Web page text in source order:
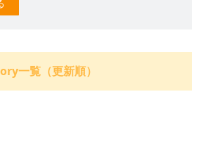
一覧（更新順）